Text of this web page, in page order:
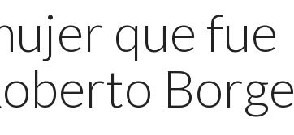
que fue
Borge